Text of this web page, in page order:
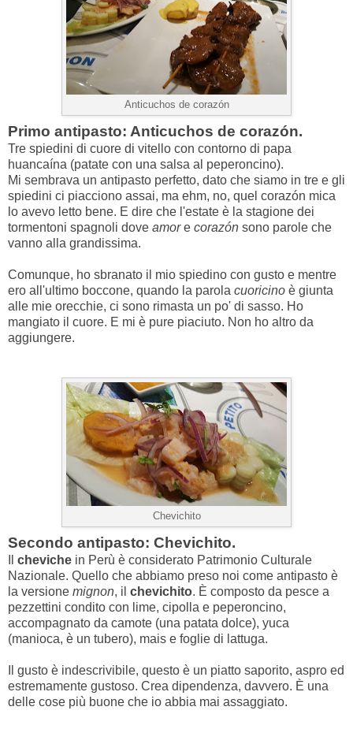
Anticuchos de corazón
Primo antipasto: Anticuchos de corazón.
Tre spiedini di cuore di vitello con contorno di papa
huancaína (patate con una salsa al peperoncino).
Mi sembrava un antipasto perfetto, dato che siamo in tre e gli
spiedini ci piacciono assai, ma ehm, no, quel corazón mica
lo avevo letto bene. E dire che l'estate è la stagione dei
tormentoni spagnoli dove amore corazón sono parole che
vanno alla grandissima.
Comunque, ho sbranato il mio spiedino con gusto e mentre
ero all'ultimo boccone, quando la parola cuoricino è giunta
alle mie orecchie, ci sono rimasta un po' di sasso. Ho
mangiato il cuore. E mi è pure piaciuto. Non ho altro da
aggiungere.
Chevichito
Secondo antipasto: Chevichito.
cheviche in Perù è considerato Patrimonio Culturale
Nazionale. Quello che abbiamo preso noi come antipasto è
la versione mignon, il chevichito. È composto da pesce a
pezzettini condito con lime, cipolla e peperoncino,
accompagnato da camote (una patata dolce), yuca
(manioca, è un tubero), mais e foglie di lattuga.
Il gusto è indescrivibile, questo è un piatto saporito, aspro ed
estremamente gustoso. Crea dipendenza, davvero. È una
delle cose più buone che io abbia mai assaggiato.